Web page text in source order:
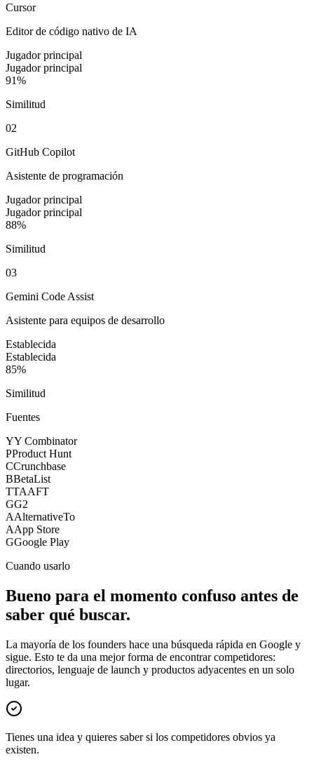
Cursor
Editor de código nativo de IA
Jugador principal
Jugador principal
91%
Similitud
02
GitHub Copilot
Asistente de programación
Jugador principal
Jugador principal
88%
Similitud
03
Gemini Code Assist
Asistente para equipos de desarrollo
Establecida
Establecida
85%
Similitud
Fuentes
YY Combinator
PProduct Hunt
CCrunchbase
BBetaList
TTAAFT
GG2
AAlternativeTo
AApp Store
GGoogle Play
Cuando usarlo
Bueno para el momento confuso antes de
saber qué buscar.
La mayoría de los founders hace una búsqueda rápida en Google y
sigue. Esto te da una mejor forma de encontrar competidores:
directorios, lenguaje de launch y productos adyacentes en un solo
lugar.
Tienes una idea y quieres saber si los competidores obvios ya
existen.